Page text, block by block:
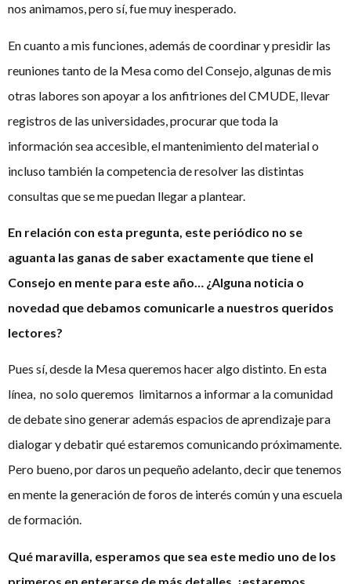
nos animamos, pero sí, fue muy inesperado.
En cuanto a mis funciones, además de coordinar y presidir las
reuniones tanto de la Mesa como del Consejo, algunas de mis
otras labores son apoyar a los anfitriones del CMUDE, llevar
registros de las universidades, procurar que toda la
información sea accesible, el mantenimiento del material o
incluso también la competencia de resolver las distintas
consultas que se me puedan llegar a plantear.
En relación con esta pregunta, este periódico no se
aguanta las ganas de saber exactamente que tiene el
Consejo en mente para este año… ¿Alguna noticia o
novedad que debamos comunicarle a nuestros queridos
lectores?
Pues sí, desde la Mesa queremos hacer algo distinto. En esta
línea, no solo queremos limitarnos a informar a la comunidad
de debate sino generar además espacios de aprendizaje para
dialogar y debatir qué estaremos comunicando próximamente.
Pero bueno, por daros un pequeño adelanto, decir que tenemos
en mente la generación de foros de interés común y una escuela
de formación.
Qué maravilla, esperamos que sea este medio uno de los